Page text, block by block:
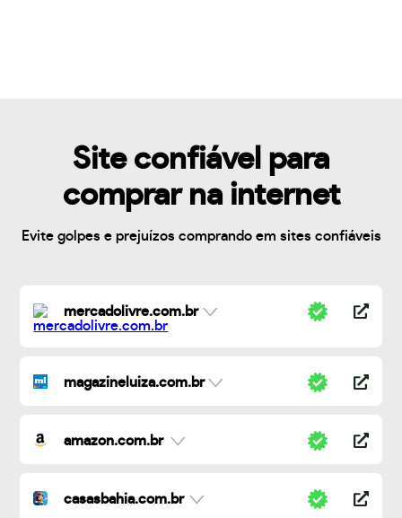
Site confiável para
comprar na internet
Evite golpes e prejuízos comprando em sites confiáveis
mercadolivre.com.br
magazineluiza.com.br
amazon.com.br
casasbahia.com.br